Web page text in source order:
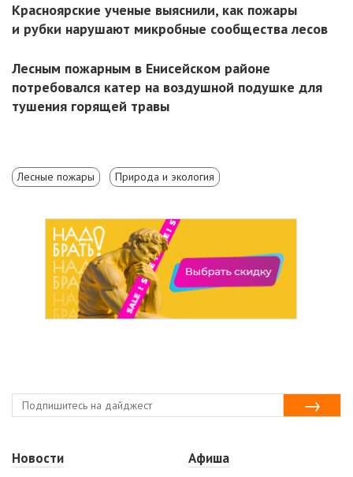
Красноярские ученые выяснили, как пожары
и рубки нарушают микробные сообщества лесов
Лесным пожарным в Енисейском районе
потребовался катер на воздушной подушке для
тушения горящей травы
Лесные пожары Природа и экология
Новости
Афиша